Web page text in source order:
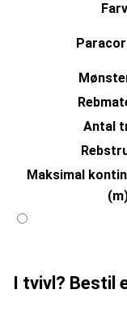
Antal
Maksimal
I tvivl? Bestil